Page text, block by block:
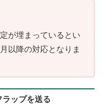
が埋まっているとい
以降の対応となりま
ップを送る